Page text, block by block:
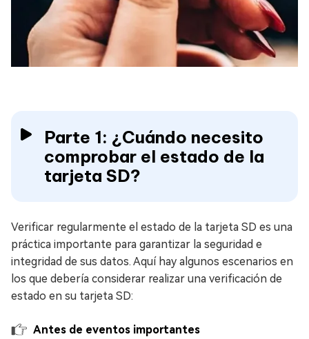
Parte 1: ¿Cuándo necesito
comprobar el estado de la
tarjeta SD?
Verificar regularmente el estado de la tarjeta SD es una
práctica importante para garantizar la seguridad e
integridad de sus datos. Aquí hay algunos escenarios en
los que debería considerar realizar una verificación de
estado en su tarjeta SD:
Antes de eventos importantes